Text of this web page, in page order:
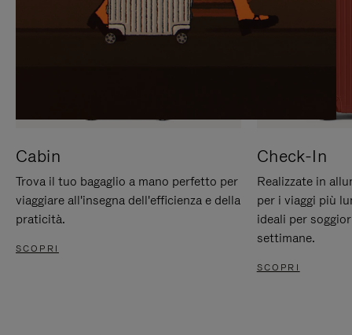
Cabin
Trova il tuo bagaglio a mano perfetto per
viaggiare all'insegna dell'efficienza e della
praticità.
SCOPRI
Check-In
Realizzate in
per i viaggi più
ideali per
settimane.
SCOPRI